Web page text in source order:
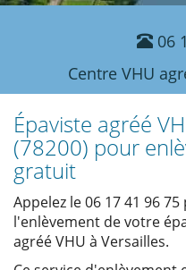
06
Centre VHU
Épaviste agréé
(78200) pour
gratuit
Appelez le 06 17 41 96
l'enlèvement de votre
agréé VHU à Versailles.